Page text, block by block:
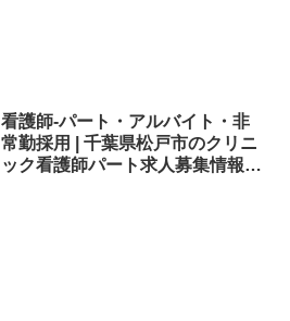
看護師-パート・アルバイト・非
常勤採用 | 千葉県松戸市のクリニ
ック看護師パート求人募集情報 |